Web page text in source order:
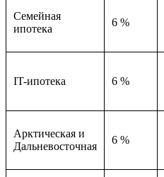
Семейная
ипотека
6 %
IT-ипотека 6 %
Арктическая и
Дальневосточная
6 %